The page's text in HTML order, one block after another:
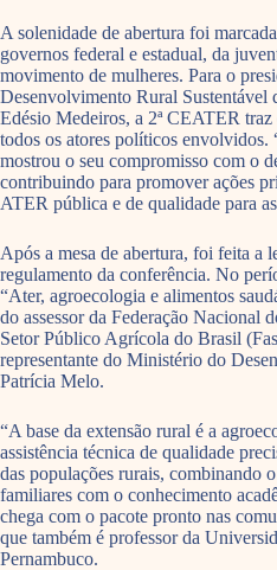
A solenidade de abertura foi
governos federal e estadual, da
movimento de mulheres. Para o
Desenvolvimento Rural Sustentável
Edésio Medeiros, a 2ª CEATER
todos os atores políticos envolvidos.
mostrou o seu compromisso com o
contribuindo para promover ações
ATER pública e de qualidade para
Após a mesa de abertura, foi feita a
regulamento da conferência. No
“Ater, agroecologia e alimentos
do assessor da Federação Nacional
Setor Público Agrícola do Brasil
representante do Ministério do
Patrícia Melo.
“A base da extensão rural é a
assistência técnica de qualidade
das populações rurais, combinando
familiares com o conhecimento
chega com o pacote pronto nas
que também é professor da
Pernambuco.